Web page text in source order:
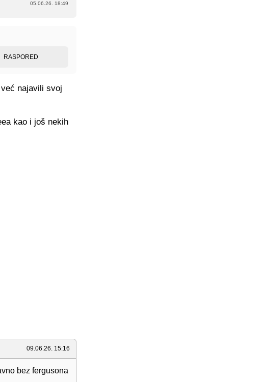
05.06.26. 18:49
RASPORED
najavili svoj
kao i još nekih
09.06.26. 15:16
bez fergusona